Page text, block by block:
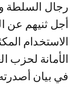
رجال السلطة
أجل ثنيهم عن
الاستخدام
الأمانة لحزب
في بيان